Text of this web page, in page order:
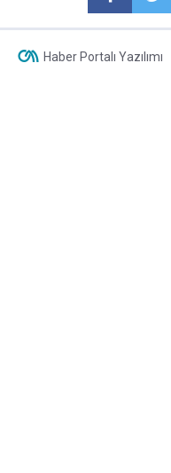
Haber Portalı Yazılımı